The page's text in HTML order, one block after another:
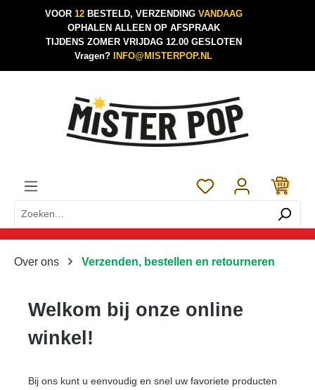
Ga naar de hoofdinhoud
VOOR 12 BESTELD, VERZENDING VANDAAG
OPHALEN ALLEEN OP AFSPRAAK
TIJDENS ZOMER VRIJDAG 12.00 GESLOTEN
Vragen?
INFO@MISTERPOP.NL
Je hebt 0 items op
Over ons Verzenden, bestellen en retourneren
Welkom bij onze online
winkel!
Bij ons kunt u eenvoudig en snel uw favoriete producten